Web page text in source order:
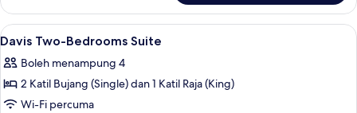
Two-
Bedrooms
Suite
Wing)
Lihat
semua
foto
untuk
Davis
Peti besi dalam bilik, meja, langsir/
9
Davis Two-Bedrooms Suite
Boleh menampung 4
2 Katil Bujang (Single) dan 1 Katil Raja (King)
Wi-Fi percuma